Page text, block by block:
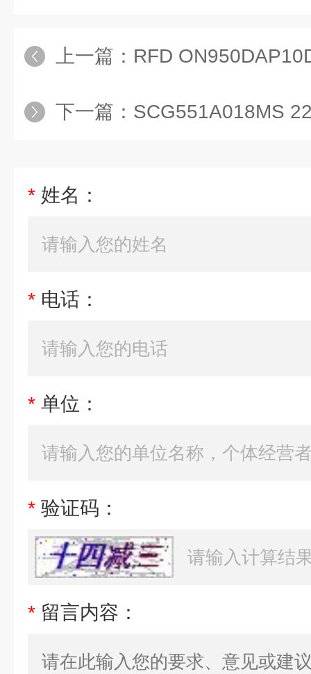
上一篇： RFD ON950DAP10D1.X/-L24供应
下一篇： SCG551A018MS 220AC
* 姓名：
* 电话：
* 单位：
* 验证码：
* 留言内容：